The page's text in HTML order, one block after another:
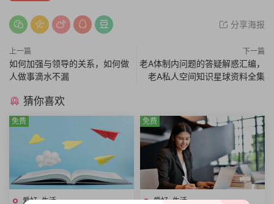
分享海报
上一篇
如何加强与领导的关系，如何做
人做事滴水不漏
下一篇
老A体制内问题的答疑解惑汇编，
老A私人空间知识星球资料全集
猜你喜欢
爱好•生活
免费
爱好•生活
免费